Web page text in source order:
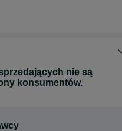
nie są
konsumentów.